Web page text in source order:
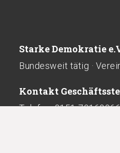
Starke Demokratie
Bundesweit tätig ·
Kontakt
Telefon: 0151-